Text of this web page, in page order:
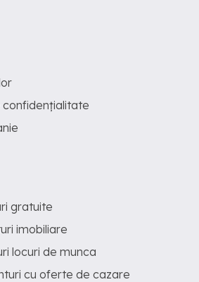
gratuite
imobiliare
locuri de munca
cu oferte de cazare